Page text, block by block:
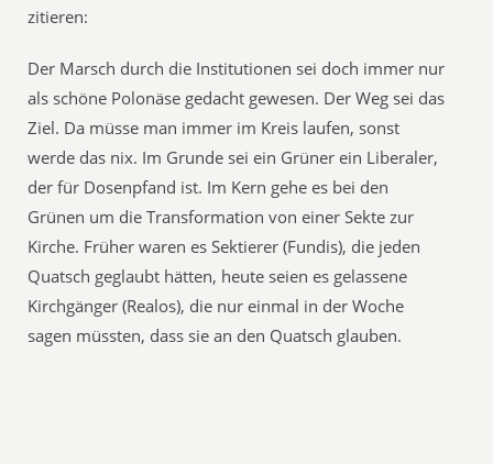
zitieren:
Der Marsch durch die Institutionen sei doch immer nur
als schöne Polonäse gedacht gewesen. Der Weg sei das
Ziel. Da müsse man immer im Kreis laufen, sonst
werde das nix. Im Grunde sei ein Grüner ein Liberaler,
der für Dosenpfand ist. Im Kern gehe es bei den
Grünen um die Transformation von einer Sekte zur
Kirche. Früher waren es Sektierer (Fundis), die jeden
Quatsch geglaubt hätten, heute seien es gelassene
Kirchgänger (Realos), die nur einmal in der Woche
sagen müssten, dass sie an den Quatsch glauben.